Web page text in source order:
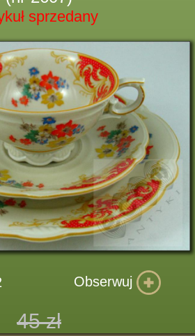
sprzedany
Obserwuj
45 zł